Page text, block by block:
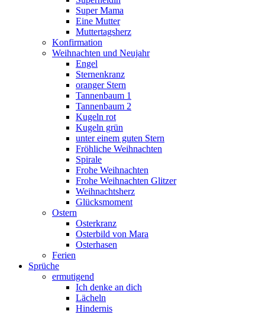
Super Mama
Eine Mutter
Muttertagsherz
Konfirmation
Weihnachten und Neujahr
Engel
Sternenkranz
oranger Stern
Tannenbaum 1
Tannenbaum 2
Kugeln rot
Kugeln grün
unter einem guten Stern
Fröhliche Weihnachten
Spirale
Frohe Weihnachten
Frohe Weihnachten Glitzer
Weihnachtsherz
Glücksmoment
Ostern
Osterkranz
Osterbild von Mara
Osterhasen
Ferien
Sprüche
ermutigend
Ich denke an dich
Lächeln
Hindernis